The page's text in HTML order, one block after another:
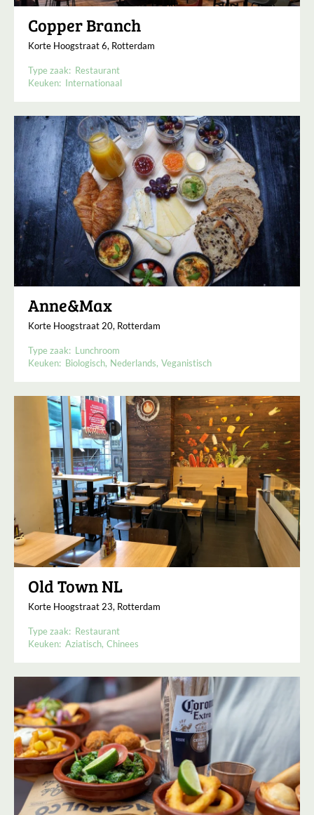
Copper Branch
Korte Hoogstraat 6, Rotterdam
Type zaak: Restaurant
Keuken: Internationaal
Anne&Max
Korte Hoogstraat 20, Rotterdam
Type zaak: Lunchroom
Keuken: Biologisch Nederlands Veganistisch
Old Town NL
Korte Hoogstraat 23, Rotterdam
Type zaak: Restaurant
Keuken: Aziatisch Chinees